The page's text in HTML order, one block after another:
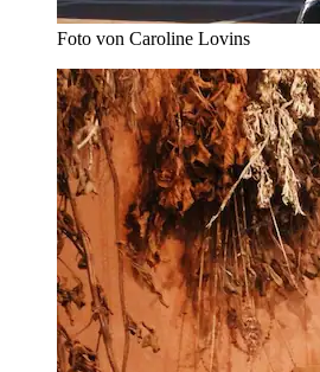
Foto von Caroline Lovins